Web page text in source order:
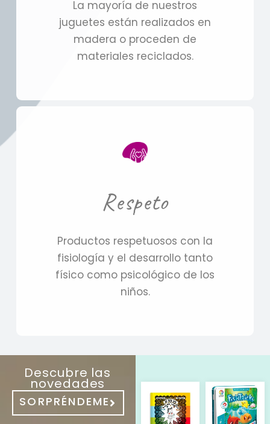
La mayoría de nuestros
juguetes están realizados en
madera o proceden de
materiales reciclados.
Respeto
Productos respetuosos con la
fisiología y el desarrollo tanto
físico como psicológico de los
niños.
Descubre las
novedades
SORPRÉNDEME